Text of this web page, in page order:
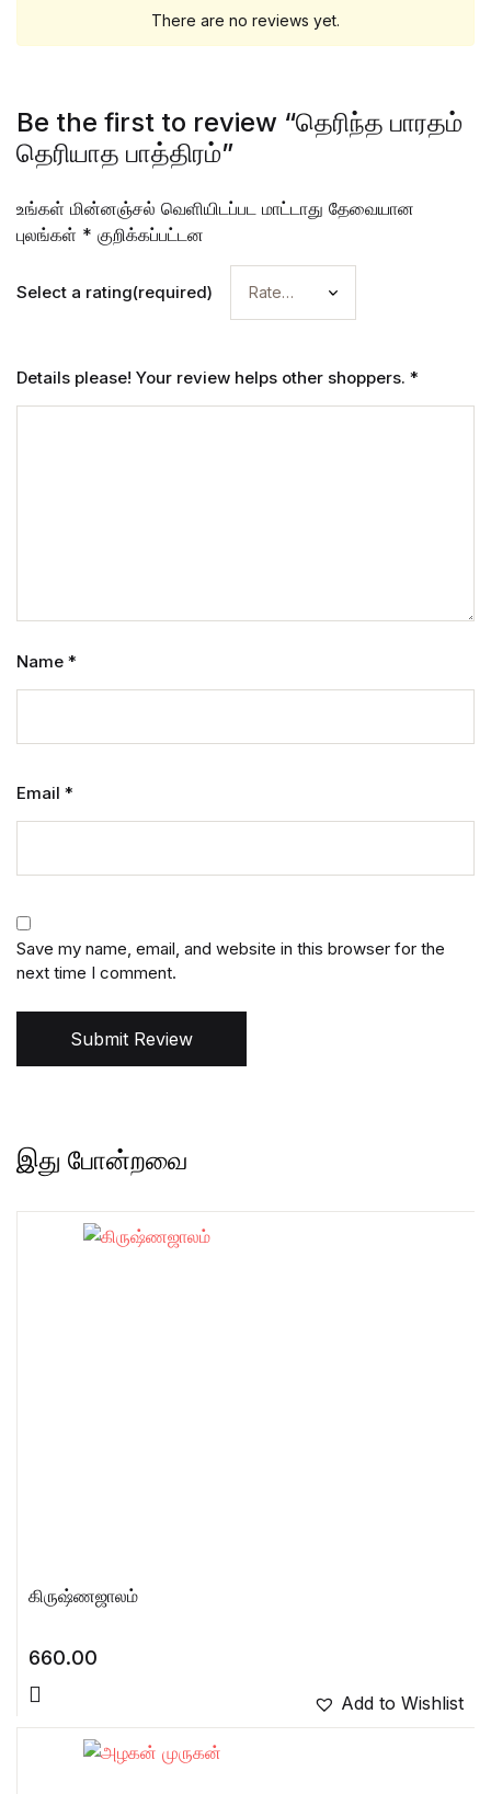
There are no reviews yet.
Be the first to review “தெரிந்த பாரதம்
தெரியாத பாத்திரம்”
உங்கள் மின்னஞ்சல் வெளியிடப்பட மாட்டாது தேவையான
புலங்கள் * குறிக்கப்பட்டன
Select a rating(required)
Details please! Your review helps other shoppers. *
Name *
Email *
Save my name, email, and website in this browser for the
next time I comment.
Submit Review
இது போன்றவை
கிருஷ்ணஜாலம்
660.00
Add to Wishlist